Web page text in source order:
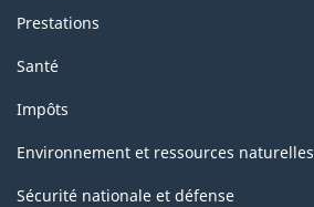
Prestations
Santé
Impôts
Environnement et ressources naturelles
Sécurité nationale et défense